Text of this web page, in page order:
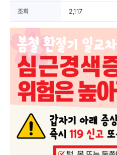
조회 2,117